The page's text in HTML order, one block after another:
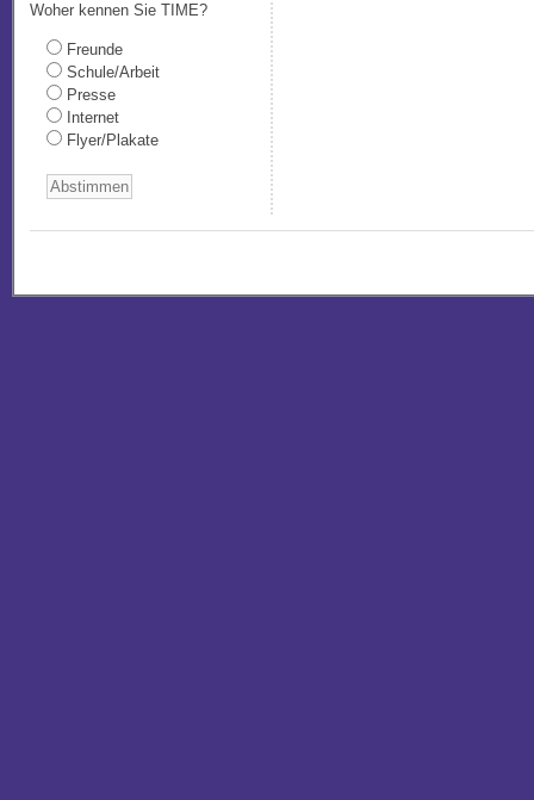
Woher kennen Sie TIME?
Freunde
Schule/Arbeit
Presse
Internet
Flyer/Plakate